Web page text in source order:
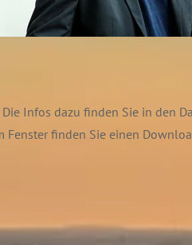
Infos dazu finden Sie in den
Fenster finden Sie einen